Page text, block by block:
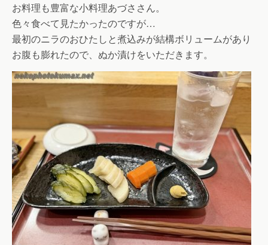
お料理も豊富な小料理あづささん。
色々食べて見たかったのですが…
最初のニラのおひたしと煮込みが結構ボリュームがあり
お腹も膨れたので、ぬか漬けをいただきます。